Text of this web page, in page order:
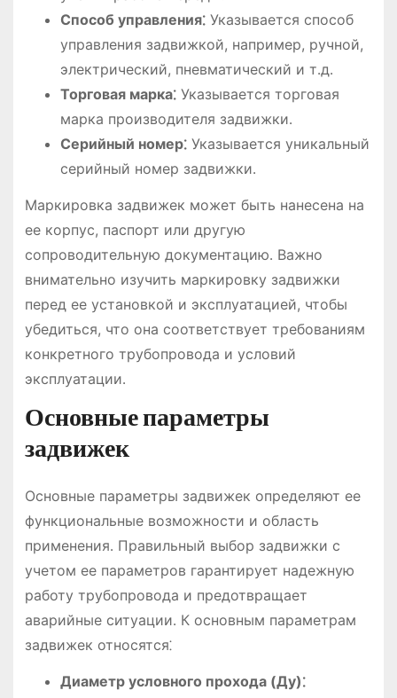
Способ управления⁚Указывается способ
управления задвижкой, например, ручной,
электрический, пневматический и т․д․
Торговая марка⁚Указывается торговая
марка производителя задвижки․
Серийный номер⁚Указывается уникальный
серийный номер задвижки․
Маркировка задвижек может быть нанесена на
ее корпус, паспорт или другую
сопроводительную документацию․ Важно
внимательно изучить маркировку задвижки
перед ее установкой и эксплуатацией, чтобы
убедиться, что она соответствует требованиям
конкретного трубопровода и условий
эксплуатации․
Основные параметры
задвижек
Основные параметры задвижек определяют ее
функциональные возможности и область
применения․ Правильный выбор задвижки с
учетом ее параметров гарантирует надежную
работу трубопровода и предотвращает
аварийные ситуации․ К основным параметрам
задвижек относятся⁚
Диаметр условного прохода (Ду)⁚